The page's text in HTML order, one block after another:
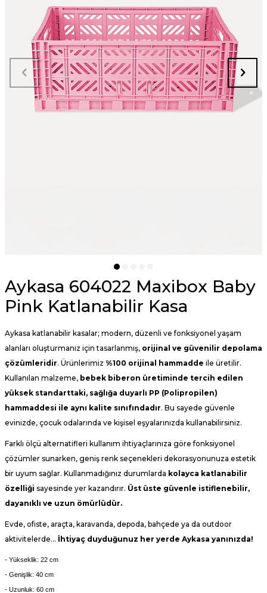
Aykasa 604022 Maxibox Baby
Pink Katlanabilir Kasa
Aykasa katlanabilir kasalar; modern, düzenli ve fonksiyonel yaşam
alanları oluşturmanız için tasarlanmış, orijinal ve güvenilir depolama
çözümleridir. Ürünlerimiz %100 orijinal hammadde ile üretilir.
Kullanılan malzeme, bebek biberon üretiminde tercih edilen
yüksek standarttaki, sağlığa duyarlı PP (Polipropilen)
hammaddesi ile aynı kalite sınıfındadır. Bu sayede güvenle
evinizde, çocuk odalarında ve kişisel eşyalarınızda kullanabilirsiniz.
Farklı ölçü alternatifleri kullanım ihtiyaçlarınıza göre fonksiyonel
çözümler sunarken, geniş renk seçenekleri dekorasyonunuza estetik
bir uyum sağlar. Kullanmadığınız durumlarda kolayca katlanabilir
özelliği sayesinde yer kazandırır. Üst üste güvenle istiflenebilir,
dayanıklı ve uzun ömürlüdür.
Evde, ofiste, araçta, karavanda, depoda, bahçede ya da outdoor
aktivitelerde… İhtiyaç duyduğunuz her yerde Aykasa yanınızda!
- Yükseklik: 22 cm
- Genişlik: 40 cm
- Uzunluk: 60 cm